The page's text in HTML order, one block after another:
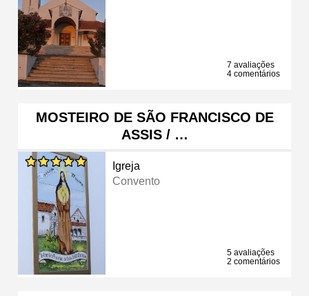
7 avaliações
4 comentários
MOSTEIRO DE SÃO FRANCISCO DE
ASSIS / …
Igreja
Convento
5 avaliações
2 comentários